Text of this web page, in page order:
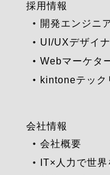
採用情報
開発エンジニ
UI/UXデザイ
Webマーケタ
kintoneテック
会社情報
会社概要
IT×人力で世界